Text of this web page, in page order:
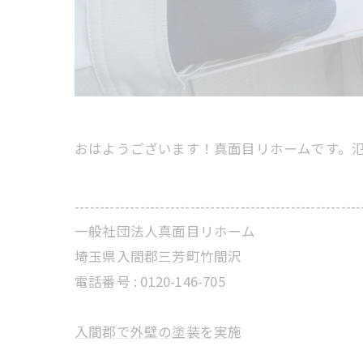
おはようございます！真面目リホームです
一般社団法人真面目リホーム
埼玉県入間郡三芳町竹間沢
電話番号 : 0120-146-705
入間郡で外壁の塗装を実施